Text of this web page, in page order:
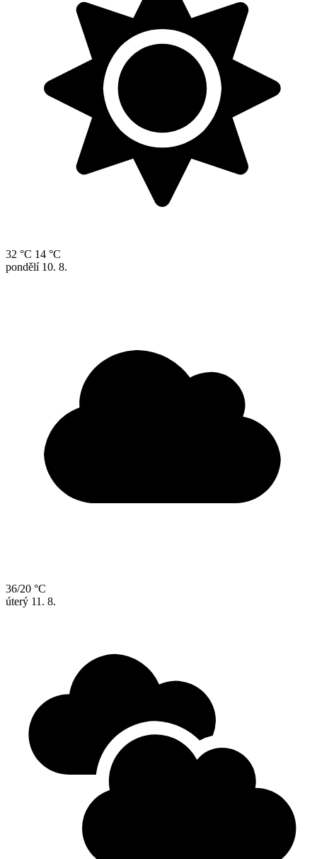
32 °C 14 °C
pondělí 10. 8.
36/20 °C
úterý 11. 8.